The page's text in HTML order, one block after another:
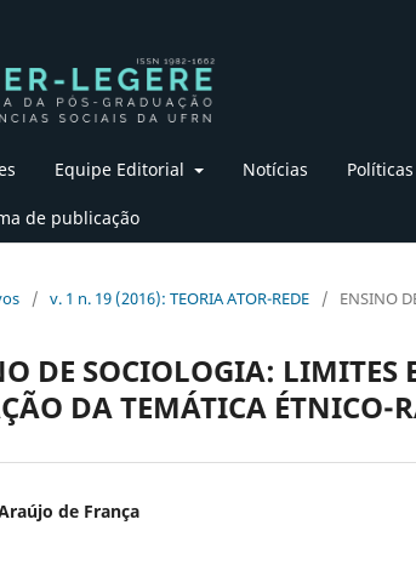
Equipe Editorial Notícias Políticas
de publicação
/ v. 1 n. 19 (2016): TEORIA ATOR-REDE / ENSINO
DE SOCIOLOGIA: LIMITES
DA TEMÁTICA
de França